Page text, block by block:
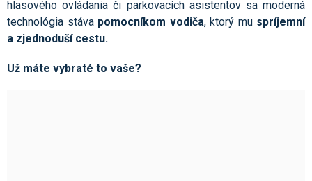
hlasového ovládania či parkovacích asistentov sa moderná
technológia stáva pomocníkom vodiča, ktorý mu spríjemní
a zjednoduší cestu.
Už máte vybraté to vaše?